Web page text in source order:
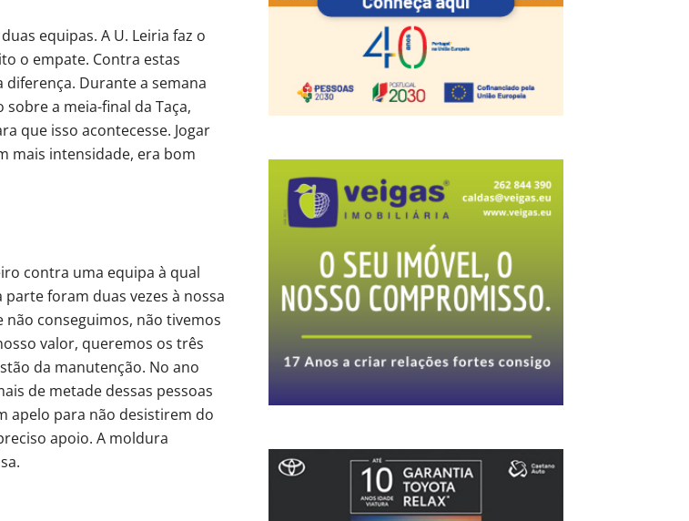
equipas. A U. Leiria faz o
o empate. Contra estas
Durante a semana
a meia-final da Taça,
que isso acontecesse. Jogar
mais intensidade, era bom
contra uma equipa à qual
foram duas vezes à nossa
conseguimos, não tivemos
valor, queremos os três
da manutenção. No ano
de metade dessas pessoas
apelo para não desistirem do
apoio. A moldura